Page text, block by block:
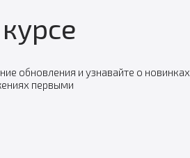
обновления и узнавайте о новинках
первыми